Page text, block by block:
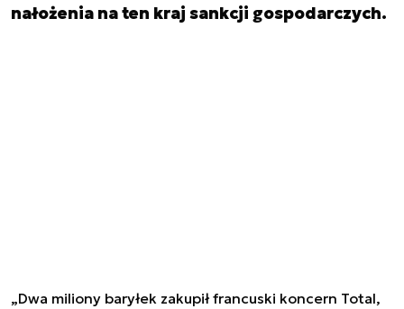
nałożenia na ten kraj sankcji gospodarczych.
„Dwa miliony baryłek zakupił francuski koncern Total,